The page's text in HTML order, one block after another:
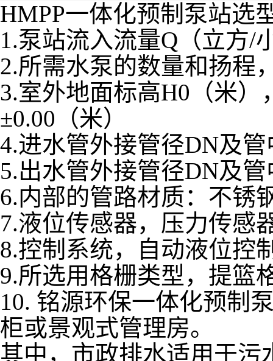
HMPP一体化预制泵站选
1.泵站流入流量Q（立方/
2.所需水泵的数量和扬程
3.室外地面标高H0（米）
±0.00（米）
4.进水管外接管径DN及
5.出水管外接管径DN及
6.内部的管路材质：不锈
7.液位传感器，压力传感
8.控制系统，自动液位控
9.所选用格栅类型，提篮
10. 铭源环保一体化预制
柜或景观式管理房。
其中，市政排水适用于